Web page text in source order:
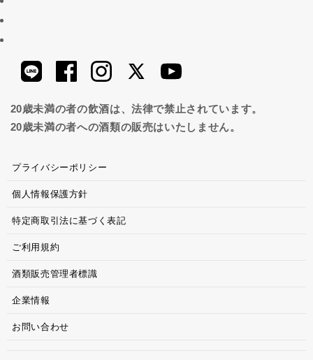
20歳未満の者の飲酒は、法律で禁止されています。
20歳未満の者への酒類の販売はいたしません。
プライバシーポリシー
個人情報保護方針
特定商取引法に基づく表記
ご利用規約
酒類販売管理者標識
企業情報
お問い合わせ